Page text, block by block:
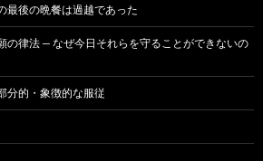
最後の晩餐は過越であった
の律法 — なぜ今日それらを守ることができないの
分的・象徴的な服従